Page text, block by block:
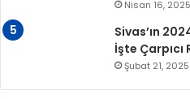
Nisan 16, 2025
Sivas’ın
İşte Çarpıcı
Şubat 21, 2025